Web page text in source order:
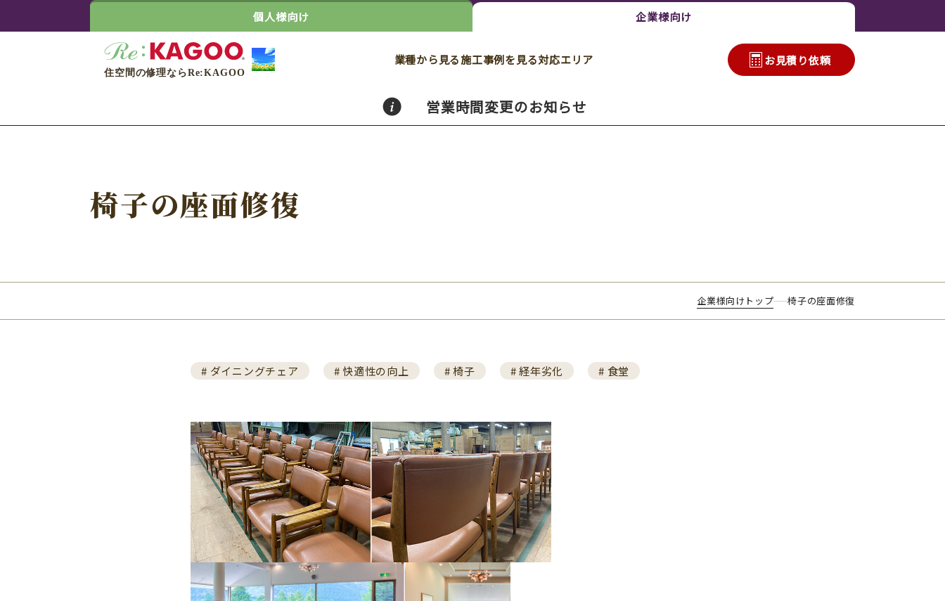
個人様向け 企業様向け
住空間の修理ならRe:KAGOO
業種から見る施工事例を見る対応エリア お⾒積り依頼
営業時間変更のお知らせ
椅子の座面修復
企業様向けトップ 椅子の座面修復
# ダイニングチェア # 快適性の向上 # 椅子 # 経年劣化 # 食堂